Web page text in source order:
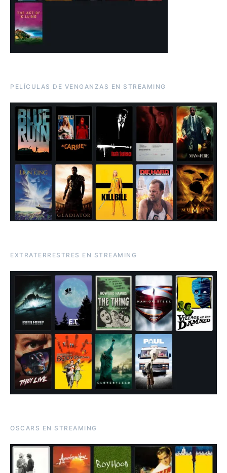
PELÍCULAS DE VENGANZAS EN STREAMING
EXTRATERRESTRES EN STREAMING
OSCARS EN STREAMING